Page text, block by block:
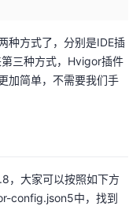
种方式了，分别是IDE插
三种方式，Hvigor插件
加简单，不需要我们手
，大家可以按照如下方
config.json5中，找到